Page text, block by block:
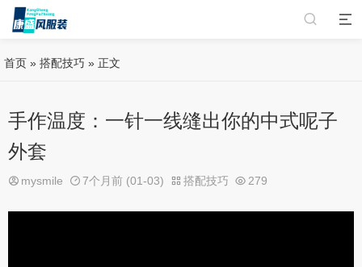
首页 » 搭配技巧 » 正文
手作温度：一针一线缝出你的中式呢子
外套
mysmile 7个月前 (01-03) 搭配技巧 279